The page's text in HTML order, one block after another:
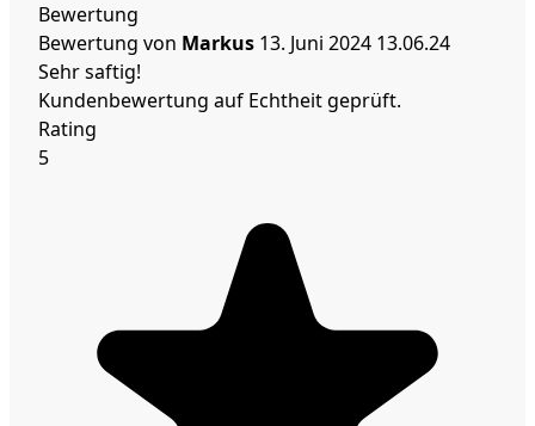
Bewertung
Bewertung von Markus 13. Juni 2024 13.06.24
Sehr saftig!
Kundenbewertung auf Echtheit geprüft.
Rating
5